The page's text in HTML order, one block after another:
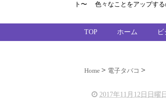
ト〜 色々なことをアップする
TOP ホーム ビ
Home 電子タバコ
2017年11月12日日曜日